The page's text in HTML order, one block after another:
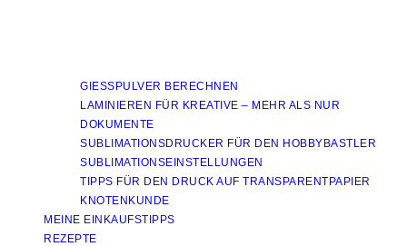
GIESSPULVER BERECHNEN
LAMINIEREN FÜR KREATIVE – MEHR ALS NUR
DOKUMENTE
SUBLIMATIONSDRUCKER FÜR DEN HOBBYBASTLER
SUBLIMATIONSEINSTELLUNGEN
TIPPS FÜR DEN DRUCK AUF TRANSPARENTPAPIER
KNOTENKUNDE
MEINE EINKAUFSTIPPS
REZEPTE